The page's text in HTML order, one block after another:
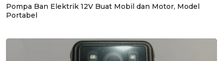
Pompa Ban Elektrik 12V Buat Mobil dan Motor, Model
Portabel